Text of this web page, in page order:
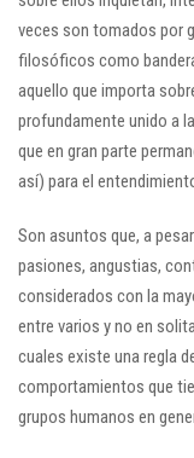
veces son tomados por
filosóficos como
aquello que importa
profundamente unido a
que en gran parte
así) para el
Son asuntos que, a
pasiones, angustias,
considerados con la
entre varios y no en
cuales existe una regla
comportamientos que
grupos humanos en